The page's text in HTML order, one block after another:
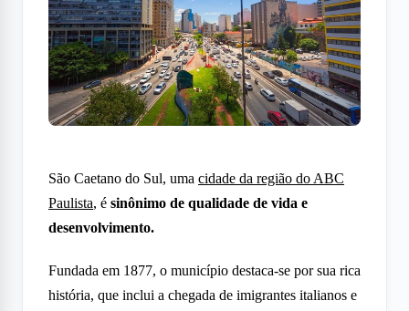
São Caetano do Sul, uma cidade da região do ABC
Paulista, é sinônimo de qualidade de vida e
desenvolvimento.
Fundada em 1877, o município destaca-se por sua rica
história, que inclui a chegada de imigrantes italianos e